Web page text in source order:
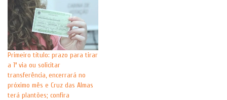
Primeiro título: prazo para tirar
a 1ª via ou solicitar
transferência, encerrará no
próximo mês e Cruz das Almas
terá plantões; confira